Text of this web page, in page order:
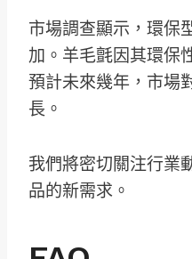
市場調查顯示，環保
加。羊毛氈因其環保
預計未來幾年，市場
長。
我們將密切關注行業
品的新需求。